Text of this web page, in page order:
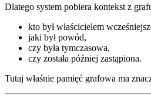
Dlatego system pobiera kontekst z
kto był właścicielem
jaki był powód,
czy była tymczasowa,
czy została później zastąpiona.
Tutaj właśnie pamięć grafowa ma